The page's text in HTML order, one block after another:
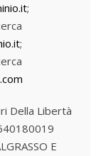
;
;
Della Libertà
E